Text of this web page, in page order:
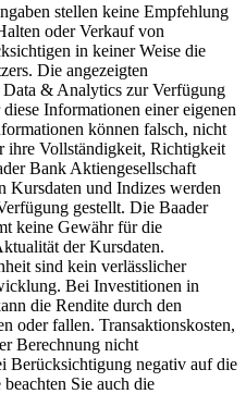
stellen keine Empfehlung
oder Verkauf von
in keiner Weise die
Die angezeigten
& Analytics zur Verfügung
Informationen einer eigenen
können falsch, nicht
ihre Vollständigkeit, Richtigkeit
Bank Aktiengesellschaft
Kursdaten und Indizes werden
gestellt. Die Baader
keine Gewähr für die
der Kursdaten.
sind kein verlässlicher
Bei Investitionen in
die Rendite durch den
oder fallen. Transaktionskosten,
Berechnung nicht
Berücksichtigung negativ auf die
Sie auch die